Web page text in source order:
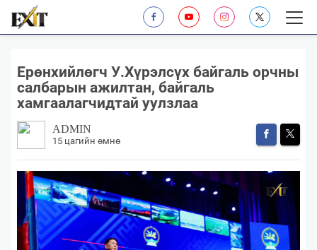
Ерөнхийлөгч У.Хүрэлсүх байгаль орчны
салбарын ажилтан, байгаль
хамгаалагчидтай уулзлаа
ADMIN
15 цагийн өмнө